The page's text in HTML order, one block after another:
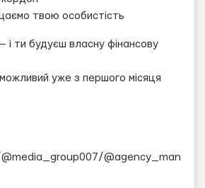
твою особистість
і ти будуєш власну фінансову
уже з першого місяця
@agency_man